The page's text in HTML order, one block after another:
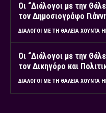
Οι “Διάλογοι με την
τον Δημοσιογράφο
ΔΙΆΛΟΓΟΙ ΜΕ ΤΗ ΘΆΛΕΙΑ ΧΟΎΝΤΑ
Οι “Διάλογοι με την
τον Δικηγόρο και
ΔΙΆΛΟΓΟΙ ΜΕ ΤΗ ΘΆΛΕΙΑ ΧΟΎΝΤΑ